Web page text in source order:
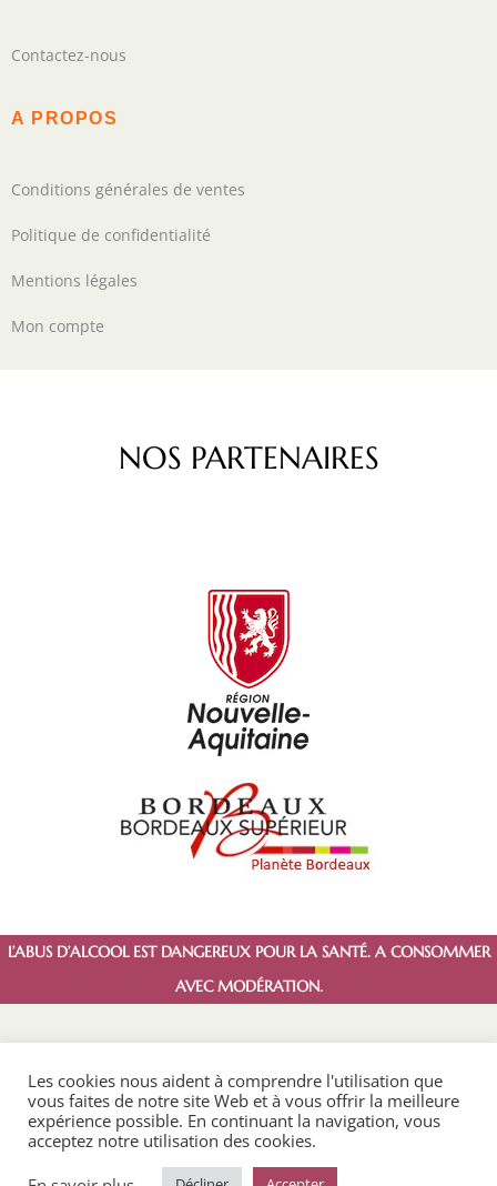
Contactez-nous
A PROPOS
Conditions générales de ventes
Politique de confidentialité
Mentions légales
Mon compte
NOS PARTENAIRES
L’ABUS D’ALCOOL EST DANGEREUX POUR LA SANTÉ. A CONSOMMER
AVEC MODÉRATION.
Copyright © 2022 La Capelle. Créé par
Les cookies nous aident à comprendre l'utilisation que
vous faites de notre site Web et à vous offrir la meilleure
expérience possible. En continuant la navigation, vous
acceptez notre utilisation des cookies.